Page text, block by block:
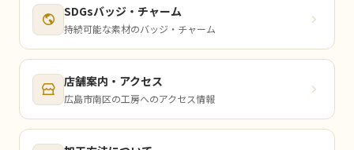
SDGsバッジ・チャーム
持続可能な素材のバッジ・チャーム
店舗案内・アクセス
広島市南区の工房へのアクセス情報